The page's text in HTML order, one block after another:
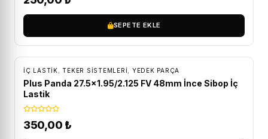
SEPETE EKLE
İÇ LASTIK ,TEKER SISTEMLERI YEDEK PARÇA
Plus Panda 27.5×1.95/2.125 FV 48mm İnce Sibop İç
Lastik
350,00 ₺